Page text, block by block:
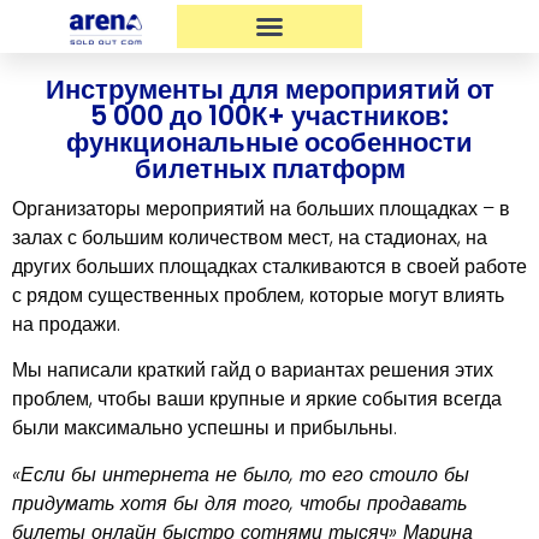
Инструменты для мероприятий от
5 000 до 100К+ участников:
функциональные особенности
билетных платформ
Организаторы мероприятий на больших площадках – в
залах с большим количеством мест, на стадионах, на
других больших площадках сталкиваются в своей работе
с рядом существенных проблем, которые могут влиять
на продажи.
Мы написали краткий гайд о вариантах решения этих
проблем, чтобы ваши крупные и яркие события всегда
были максимально успешны и прибыльны.
«Если бы интернета не было, то его стоило бы
придумать хотя бы для того, чтобы продавать
билеты онлайн быстро сотнями тысяч» Марина